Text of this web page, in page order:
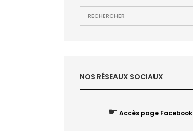
NOS RÉSEAUX SOCIAUX
☛ Accès page Facebook